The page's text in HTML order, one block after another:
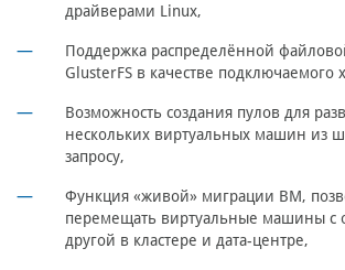
драйверами Linux,
Поддержка распределённой
GlusterFS в качестве подключаемого
Возможность создания пулов для
нескольких виртуальных машин из
запросу,
Функция «живой» миграции ВМ,
перемещать виртуальные машины с
другой в кластере и дата-центре,